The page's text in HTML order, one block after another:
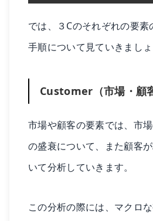
では、３Cのそれぞれの要
手順について見ていきましょ
Customer（市場・顧
市場や顧客の要素では、市
の盛衰について、また顧客
いて分析していきます。
この分析の際には、マクロ